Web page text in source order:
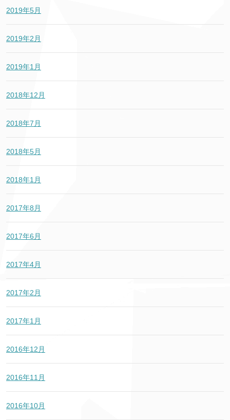
2019年5月
2019年2月
2019年1月
2018年12月
2018年7月
2018年5月
2018年1月
2017年8月
2017年6月
2017年4月
2017年2月
2017年1月
2016年12月
2016年11月
2016年10月